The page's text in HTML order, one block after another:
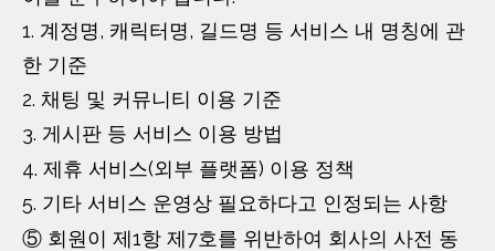
1. 계정명, 캐릭터명, 길드명 등 서비스 내 명칭에 관
한 기준
2. 채팅 및 커뮤니티 이용 기준
3. 게시판 등 서비스 이용 방법
4. 제휴 서비스(외부 플랫폼) 이용 정책
5. 기타 서비스 운영상 필요하다고 인정되는 사항
⑤ 회원이 제1항 제7호를 위반하여 회사의 사전 동